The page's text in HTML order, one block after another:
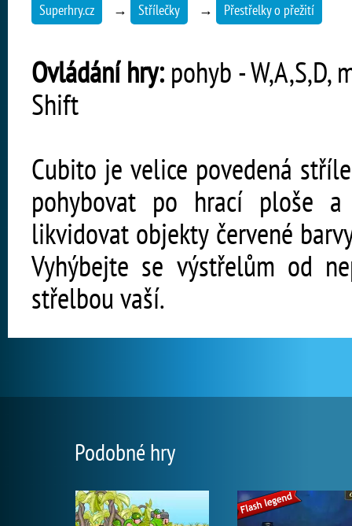
Superhry.cz → Střílečky → Přestřelky o přežití
Ovládání hry: pohyb - W,A,S,D,
Shift
Cubito je velice povedená
pohybovat po hrací ploše
likvidovat objekty červené
Vyhýbejte se výstřelům od
střelbou vaší.
Podobné hry